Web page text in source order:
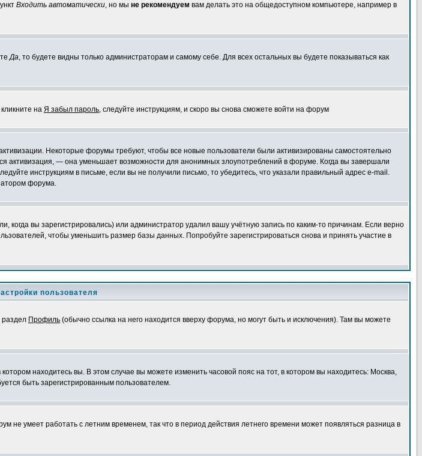
Входить автоматически, но мы не рекомендуем вам делать это на общедоступном компьютере, например в
Да, то будете видны только администраторам и самому себе. Для всех остальных вы будете показываться как
на Я забыл пароль, следуйте инструкциям, и скоро вы снова сможете войти на форум
Некоторые форумы требуют, чтобы все новые пользователи были активизированы самостоятельно
активизация, — она уменьшает возможности для анонимных злоупотреблений в форуме. Когда вы завершали
инструкциям в письме, если вы не получили письмо, то убедитесь, что указали правильный адрес e-mail.
форума.
вы зарегистрировались) или администратор удалил вашу учётную запись по каким-то причинам. Если верно
чтобы уменьшить размер базы данных. Попробуйте зарегистрироваться снова и принять участие в
пользователя
раздел Профиль (обычно ссылка на него находится вверху форума, но могут быть и исключения). Там вы можете
находитесь вы. В этом случае вы можете изменить часовой пояс на тот, в котором вы находитесь: Москва,
быть зарегистрированным пользователем.
не умеет работать с летним временем, так что в период действия летнего времени может появляться разница в